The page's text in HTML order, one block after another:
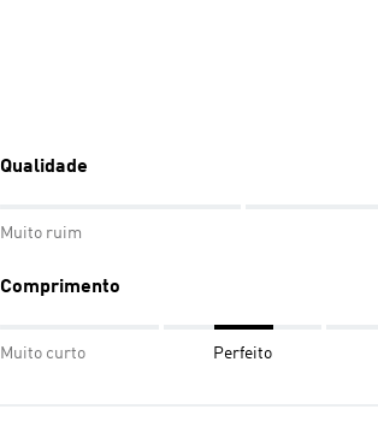
Qualidade
Muito ruim
Comprimento
Muito curto Perfeito